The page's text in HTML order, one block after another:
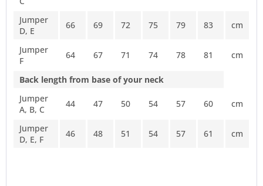
Jumper
D, E
66 69 72 75 79 83 cm
Jumper
F
64 67 71 74 78 81 cm
Back length from base of your neck
Jumper
A, B, C
44 47 50 54 57 60 cm
Jumper
D, E, F
46 48 51 54 57 61 cm